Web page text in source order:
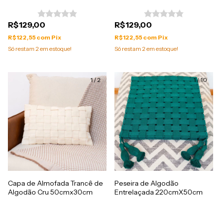
R$129,00
R$122,55 com Pix
Só restam 2em estoque!
R$129,00
R$122,55 com Pix
Só restam 2em estoque!
1/2
Capa de Almofada Trancê de
Algodão Cru 50cmx30cm
1/10
Peseira de Algodão
Entrelaçada 220cmX50cm